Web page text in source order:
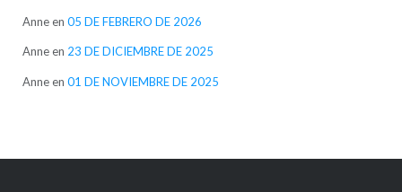
Anneen 05 DE FEBRERO DE 2026
Anneen 23 DE DICIEMBRE DE 2025
Anneen 01 DE NOVIEMBRE DE 2025